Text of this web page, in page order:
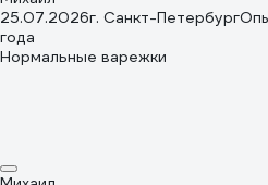
25.07.2026г. Санкт-Петербург
года
Нормальные варежки